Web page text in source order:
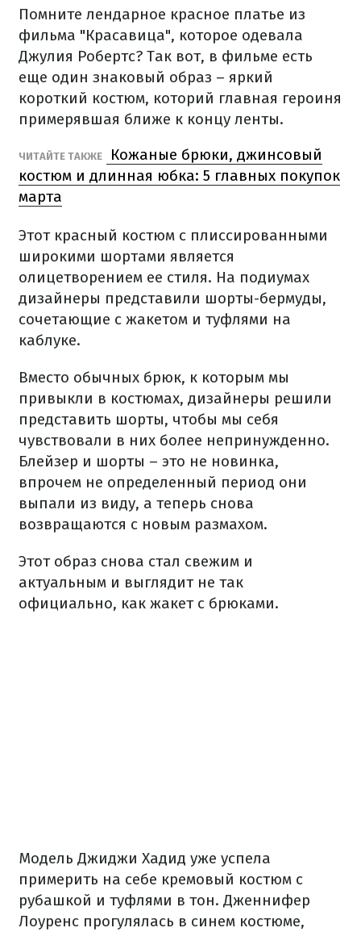
Помните лендарное красное платье из
фильма "Красавица", которое одевала
Джулия Робертс? Так вот, в фильме есть
еще один знаковый образ – яркий
короткий костюм, которий главная героиня
примерявшая ближе к концу ленты.
ЧИТАЙТЕ ТАКЖЕ
Кожаные брюки, джинсовый
костюм и длинная юбка: 5 главных покупок
марта
Этот красный костюм с плиссированными
широкими шортами является
олицетворением ее стиля. На подиумах
дизайнеры представили шорты-бермуды,
сочетающие с жакетом и туфлями на
каблуке.
Вместо обычных брюк, к которым мы
привыкли в костюмах, дизайнеры решили
представить шорты, чтобы мы себя
чувствовали в них более непринужденно.
Блейзер и шорты – это не новинка,
впрочем не определенный период они
выпали из виду, а теперь снова
возвращаются с новым размахом.
Этот образ снова стал свежим и
актуальным и выглядит не так
официально, как жакет с брюками.
Модель Джиджи Хадид уже успела
примерить на себе кремовый костюм с
рубашкой и туфлями в тон. Дженнифер
Лоуренс прогулялась в синем костюме,